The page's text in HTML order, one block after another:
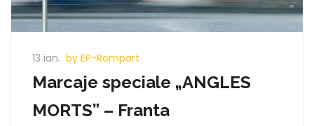
13 ian. by EP-Rompart
Marcaje speciale „ANGLES
MORTS” – Franta